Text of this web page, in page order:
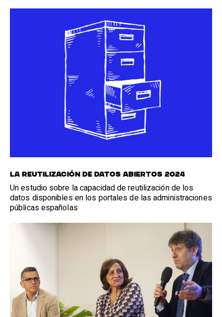
La reutilización de datos abiertos 2024
Un estudio sobre la capacidad de reutilización de los
datos disponibles en los portales de las administraciones
públicas españolas